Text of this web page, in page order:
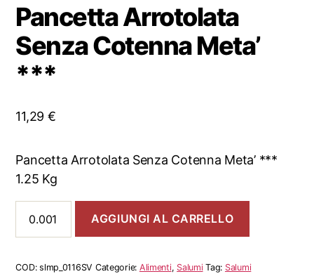
Pancetta Arrotolata
Senza Cotenna Meta’
***
11,29 €
Pancetta Arrotolata Senza Cotenna Meta’ ***
1.25 Kg
Arrotolata
Senza
Meta’
AGGIUNGI AL CARRELLO
COD:slmp_0116SV Categorie: Alimenti, Salumi Tag: Salumi